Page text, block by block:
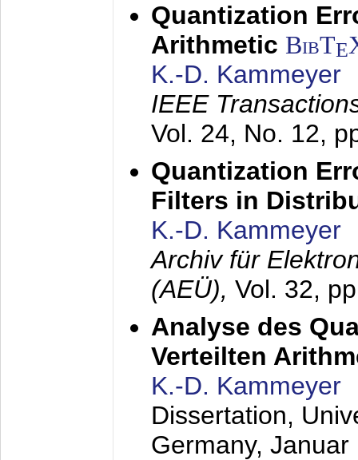
Quantization
Arithmetic BibTE
K.-D. Kammeyer
IEEE
Vol. 24, No. 12,
Quantization
Filters in
K.-D. Kammeyer
Archiv für
(AEÜ), Vol. 32,
Analyse des
Verteilten
K.-D. Kammeyer
Dissertation,
Germany, Januar